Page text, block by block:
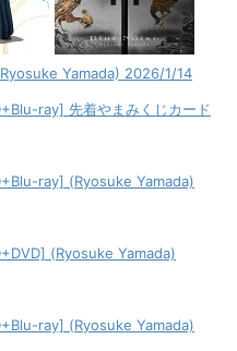
Yamada) 2026/1/14
ray] 先着やまみくじカード
ray] (Ryosuke Yamada)
(Ryosuke Yamada)
ray] (Ryosuke Yamada)